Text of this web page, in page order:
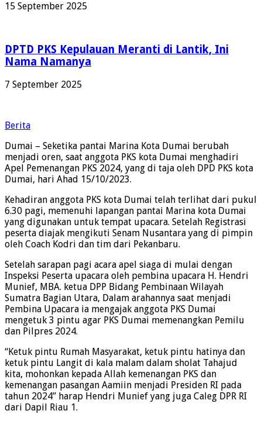
15 September 2025
DPTD PKS Kepulauan Meranti di Lantik, Ini
Nama Namanya
7 September 2025
Berita
Dumai – Seketika pantai Marina Kota Dumai berubah
menjadi oren, saat anggota PKS kota Dumai menghadiri
Apel Pemenangan PKS 2024, yang di taja oleh DPD PKS kota
Dumai, hari Ahad 15/10/2023.
Kehadiran anggota PKS kota Dumai telah terlihat dari pukul
6.30 pagi, memenuhi lapangan pantai Marina kota Dumai
yang digunakan untuk tempat upacara. Setelah Registrasi
peserta diajak mengikuti Senam Nusantara yang di pimpin
oleh Coach Kodri dan tim dari Pekanbaru.
Setelah sarapan pagi acara apel siaga di mulai dengan
Inspeksi Peserta upacara oleh pembina upacara H. Hendri
Munief, MBA. ketua DPP Bidang Pembinaan Wilayah
Sumatra Bagian Utara, Dalam arahannya saat menjadi
Pembina Upacara ia mengajak anggota PKS Dumai
mengetuk 3 pintu agar PKS Dumai memenangkan Pemilu
dan Pilpres 2024.
“Ketuk pintu Rumah Masyarakat, ketuk pintu hatinya dan
ketuk pintu Langit di kala malam dalam sholat Tahajud
kita, mohonkan kepada Allah kemenangan PKS dan
kemenangan pasangan Aamiin menjadi Presiden RI pada
tahun 2024” harap Hendri Munief yang juga Caleg DPR RI
dari Dapil Riau 1.